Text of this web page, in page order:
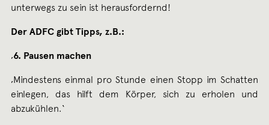
unterwegs zu sein ist herausfordernd!
Der ADFC gibt Tipps, z.B.:
‚6. Pausen machen
‚Mindestens einmal pro Stunde einen Stopp im Schatten
einlegen, das hilft dem Körper, sich zu erholen und
abzukühlen.‘